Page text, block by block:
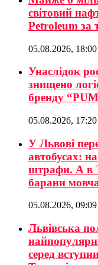
світовий
Petroleum за
05.08.2026, 18:00
Унаслідок
знищено
бренду
05.08.2026, 17:20
У Львові
автобусах:
штрафи. А в
барани
05.08.2026, 09:09
Львівська
серед